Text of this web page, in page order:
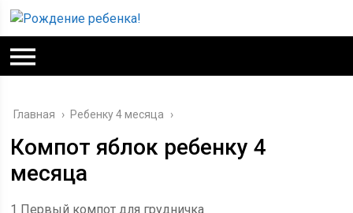
Главная › Ребенку 4 месяца ›
Компот яблок ребенку 4
месяца
1 Первый компот для грудничка